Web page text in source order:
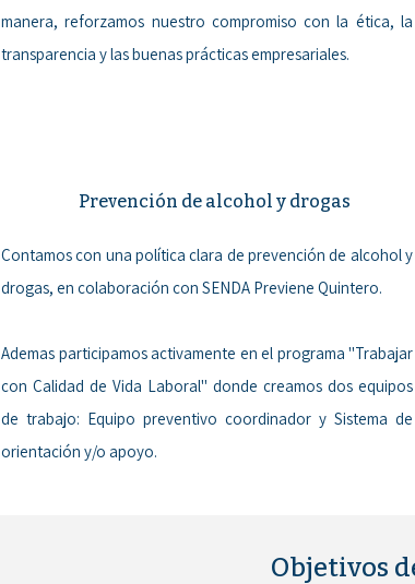
manera, reforzamos nuestro compromiso con la ética, la
transparencia y las buenas prácticas empresariales.
Prevención de alcohol y drogas
Contamos con una política clara de prevención de alcohol y
drogas, en colaboración con SENDA Previene Quintero.
Ademas participamos activamente en el programa "Trabajar
con Calidad de Vida Laboral" donde creamos dos equipos
de trabajo: Equipo preventivo coordinador y Sistema de
orientación y/o apoyo.
Objetivos